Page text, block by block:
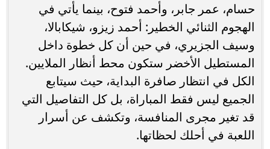
حسام، عمر جابر، وأحمد فتوح، بينما يأتي في
الهجوم الثنائي الخطير: أحمد زيزو، شيكابالا،
وسيف الجزيري، في حين أن كل خطوة داخل
المستطيل الأخضر ستكون محط أنظار الملايين.
الكل في انتظار صافرة البداية، حيث سيتابع
الجميع ليس فقط المباراة، بل كل التفاصيل التي
قد تغير مجرى المنافسة، وتكشف عن أسرار
اللعبة في أحلك لحظاتها.